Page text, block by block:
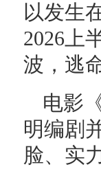
以发生
2026上
波，逃
电影
明编剧
脸、实